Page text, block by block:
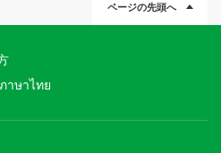
ページの先頭へ
ภาษาไทย